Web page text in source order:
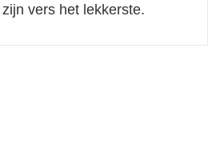
vers het lekkerste.